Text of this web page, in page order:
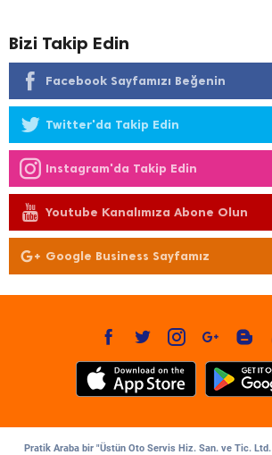
Bizi Takip Edin
Facebook Sayfamızı Beğenin
Twitter'da Takip Edin
Instagram'da Takip Edin
Youtube Kanalımıza Abone Olun
Google Business Sayfamız
Pratik Araba bir "Üstün Oto Servis Hiz. San. ve Tic. Ltd.